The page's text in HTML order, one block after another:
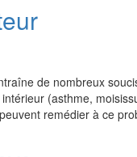
de nombreux
(asthme,
remédier à ce